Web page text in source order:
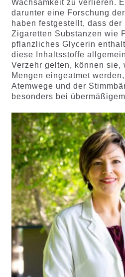
Wachsamkeit zu verlieren.
darunter eine Forschung
haben festgestellt, dass der
Zigaretten Substanzen wie
pflanzliches Glycerin
diese Inhaltsstoffe
Verzehr gelten, können sie,
Mengen eingeatmet
Atemwege und der
besonders bei